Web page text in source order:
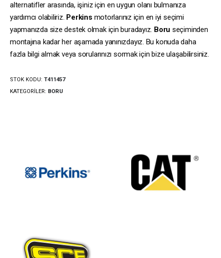
alternatifler arasında, işiniz için en uygun olanı bulmanıza
yardımcı olabiliriz. Perkinsmotorlarınız için en iyi seçimi
yapmanızda size destek olmak için buradayız. Boru seçiminden
montajına kadar her aşamada yanınızdayız. Bu konuda daha
fazla bilgi almak veya sorularınızı sormak için bize ulaşabilirsiniz.
STOK KODU: T411457
KATEGORILER: BORU